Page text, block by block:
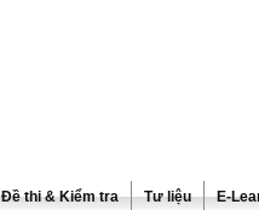
Đề thi & Kiểm tra Tư liệu E-